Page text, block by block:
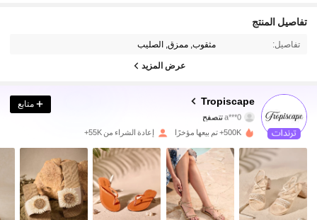
تفاصيل المنتج
تفاصيل: مثقوب, ممزق, الصليب
عرض المزيد
Tropiscape
a***0تتصفح
4.88
4.88 91K متابعون
91K متابعون
متابع
500K+ تم بيعها مؤخرًا إعادة الشراء من 55K+